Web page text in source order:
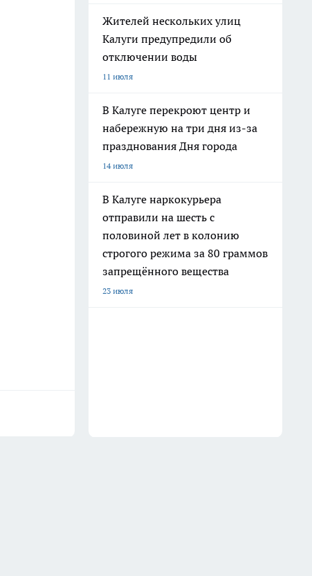
Жителей нескольких улиц
Калуги предупредили об
отключении воды
11 июля
В Калуге перекроют центр и
набережную на три дня из-за
празднования Дня города
14 июля
В Калуге наркокурьера
отправили на шесть с
половиной лет в колонию
строгого режима за 80 граммов
запрещённого вещества
23 июля